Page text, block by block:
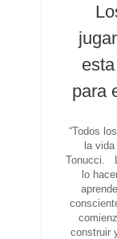
para
“Todos
la
Tonucci.
lo
construir